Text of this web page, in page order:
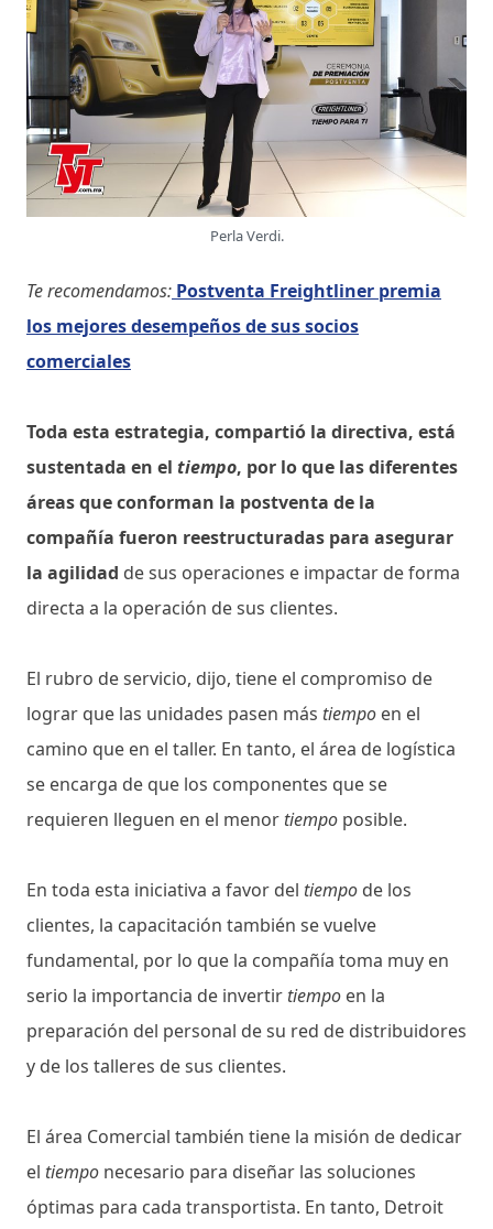
Perla Verdi.
Te recomendamos: Postventa Freightliner premia
los mejores desempeños de sus socios
comerciales
Toda esta estrategia, compartió la directiva, está
sustentada en el tiempo, por lo que las diferentes
áreas que conforman la postventa de la
compañía fueron reestructuradas para asegurar
la agilidad de sus operaciones e impactar de forma
directa a la operación de sus clientes.
El rubro de servicio, dijo, tiene el compromiso de
lograr que las unidades pasen más tiempo en el
camino que en el taller. En tanto, el área de logística
se encarga de que los componentes que se
requieren lleguen en el menor tiempo posible.
En toda esta iniciativa a favor del tiempo de los
clientes, la capacitación también se vuelve
fundamental, por lo que la compañía toma muy en
serio la importancia de invertir tiempo en la
preparación del personal de su red de distribuidores
y de los talleres de sus clientes.
El área Comercial también tiene la misión de dedicar
el tiempo necesario para diseñar las soluciones
óptimas para cada transportista. En tanto, Detroit